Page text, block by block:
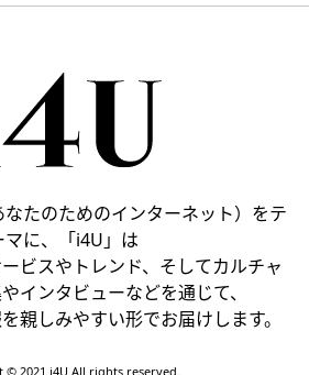
たのためのインターネット）をテ
マに、「i4U」は
ビスやトレンド、そしてカルチャ
インタビューなどを通じて、
親しみやすい形でお届けします。
2021 i4U All rights reserved.